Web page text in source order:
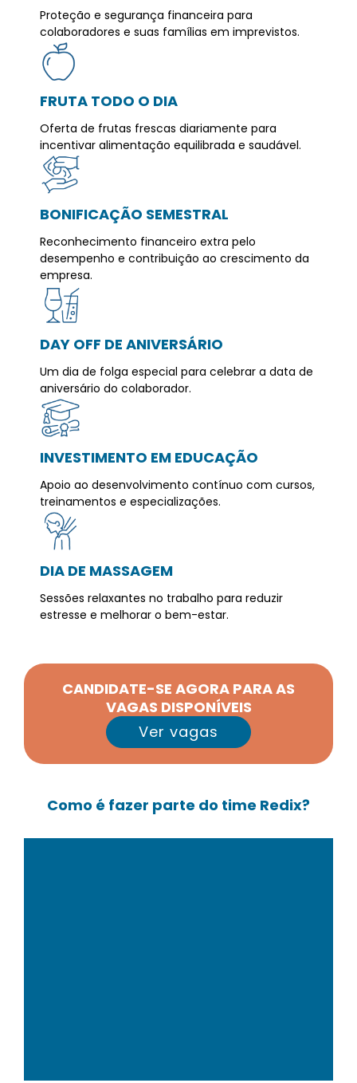
Proteção e segurança financeira para
colaboradores e suas famílias em imprevistos.
FRUTA TODO O DIA
Oferta de frutas frescas diariamente para
incentivar alimentação equilibrada e saudável.
BONIFICAÇÃO SEMESTRAL
Reconhecimento financeiro extra pelo
desempenho e contribuição ao crescimento da
empresa.
DAY OFF DE ANIVERSÁRIO
Um dia de folga especial para celebrar a data de
aniversário do colaborador.
INVESTIMENTO EM EDUCAÇÃO
Apoio ao desenvolvimento contínuo com cursos,
treinamentos e especializações.
DIA DE MASSAGEM
Sessões relaxantes no trabalho para reduzir
estresse e melhorar o bem-estar.
CANDIDATE-SE AGORA PARA AS
VAGAS DISPONÍVEIS
Ver vagas
Como é fazer parte do time Redix?